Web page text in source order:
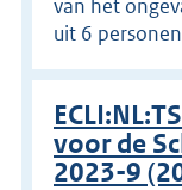
van het
uit 6
voor de
2023-9